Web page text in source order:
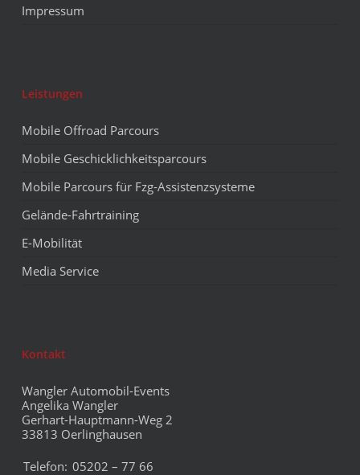
Impressum
Leistungen
Mobile Offroad Parcours
Mobile Geschicklichkeitsparcours
Mobile Parcours für Fzg-Assistenzsysteme
Gelände-Fahrtraining
E-Mobilität
Media Service
Kontakt
Wangler Automobil-Events
Angelika Wangler
Gerhart-Hauptmann-Weg 2
33813 Oerlinghausen
Telefon: 05202 – 77 66